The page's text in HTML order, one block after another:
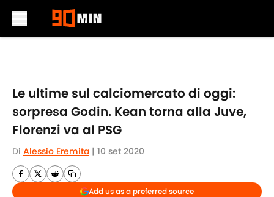
Le ultime sul calciomercato di oggi:
sorpresa Godin. Kean torna alla Juve,
Florenzi va al PSG
Di Alessio Eremita | 10 set 2020
Add us as a preferred source